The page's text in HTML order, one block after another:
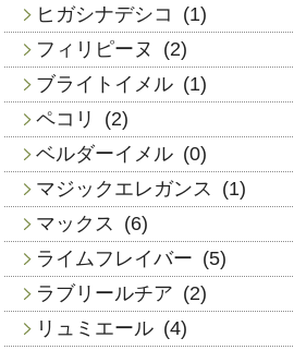
ヒガシナデシコ
(1)
フィリピーヌ
(2)
ブライトイメル (1)
ペコリ
(2)
ベルダーイメル (0)
マジックエレガンス
(1)
マックス
(6)
ライムフレイバー (5)
ラブリールチア (2)
リュミエール (4)